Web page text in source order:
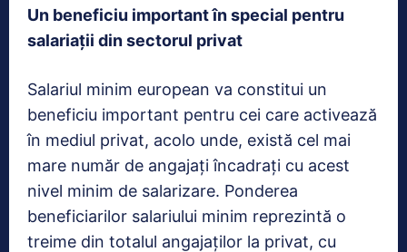
Un beneficiu important în special pentru
salariații din sectorul privat
Salariul minim european va constitui un
beneficiu important pentru cei care activează
în mediul privat, acolo unde, există cel mai
mare număr de angajaţi încadraţi cu acest
nivel minim de salarizare. Ponderea
beneficiarilor salariului minim reprezintă o
treime din totalul angajaților la privat, cu